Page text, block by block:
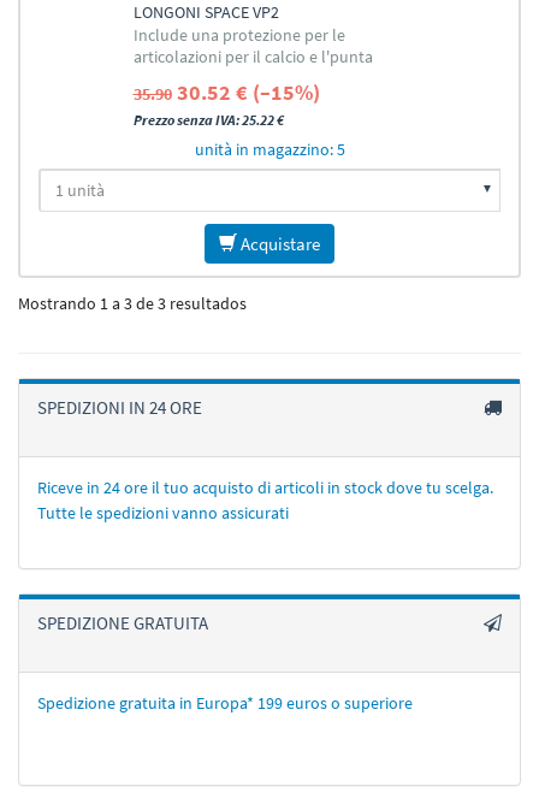
LONGONI SPACE VP2
Include una protezione per le
articolazioni per il calcio e l'punta
35.90 30.52 € (–15%)
Prezzo senza IVA: 25.22 €
unità in magazzino: 5
Acquistare
Mostrando 1 a 3 de 3 resultados
SPEDIZIONI IN 24 ORE
Riceve in 24 ore il tuo acquisto di articoli in stock dove tu scelga.
Tutte le spedizioni vanno assicurati
SPEDIZIONE GRATUITA
Spedizione gratuita in Europa* 199 euros o superiore